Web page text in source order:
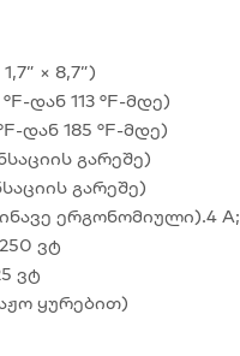
× 8,7”)
დან 113 °F-მდე)
დან 185 °F-მდე)
გარეშე)
გარეშე)
ერგონომიული).4 A;
ვტ
ვტ
ყურებით)